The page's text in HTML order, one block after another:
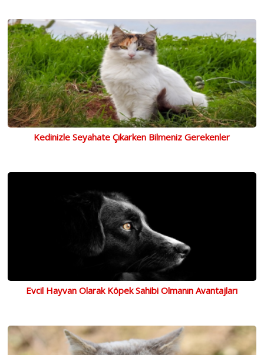
Kedinizle Seyahate Çıkarken Bilmeniz Gerekenler
Evcil Hayvan Olarak Köpek Sahibi Olmanın Avantajları